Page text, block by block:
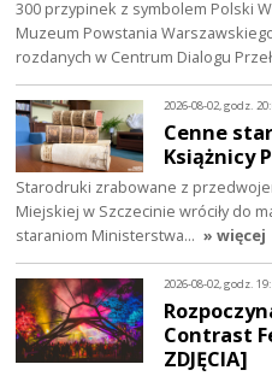
300 przypinek z symbolem Polski
Muzeum Powstania
rozdanych w Centrum Dialogu
2026-08-02, godz.
Cenne
Książnicy
Starodruki zrabowane z
Miejskiej w Szczecinie wróciły do
staraniom Ministerstwa… » więcej
2026-08-02, godz.
Contrast
ZDJĘCIA]